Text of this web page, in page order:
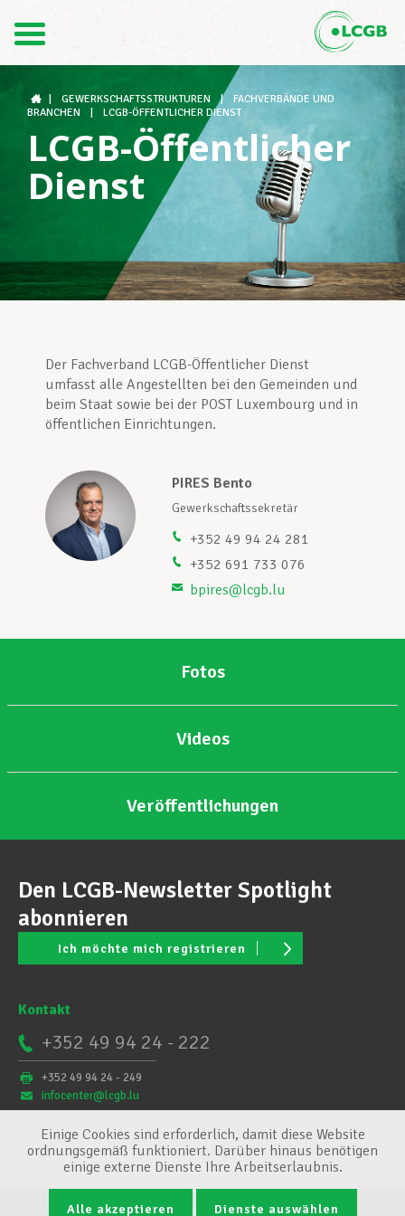
FR
Der LCGB
Gewerkschaftsstrukturen
Unterstützung im Arbeitsalltag
Ihre Rechte
Berufliche Weiterentwicklung
Mitglied werden
GEWERKSCHAFTSSTRUKTUREN |
FACHVERBÄNDE UND
BRANCHEN
LCGB-ÖFFENTLICHER DIENST
LCGB-Öffentlicher
Dienst
Der Fachverband LCGB-Öffentlicher Dienst
umfasst alle Angestellten bei den Gemeinden und
beim Staat sowie bei der POST Luxembourg und in
öffentlichen Einrichtungen.
PIRES Bento
Gewerkschaftssekretär
+352 49 94 24 281
+352 691 733 076
bpires@lcgb.lu
Fotos
Videos
Veröffentlichungen
Den LCGB-Newsletter Spotlight
abonnieren
Ich möchte mich registrieren
Kontakt
+352 49 94 24 - 222
+352 49 94 24 - 249
infocenter@lcgb.lu
Einige Cookies sind erforderlich, damit diese Website
ordnungsgemäß funktioniert. Darüber hinaus benötigen
einige externe Dienste Ihre Arbeitserlaubnis.
Alle akzeptieren Dienste auswählen